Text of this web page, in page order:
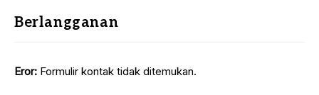
Berlangganan
Eror: Formulir kontak tidak ditemukan.